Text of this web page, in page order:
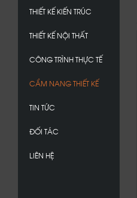
THIẾT KẾ KIẾN TRÚC
THIẾT KẾ NỘI THẤT
CÔNG TRÌNH THỰC TẾ
CẨM NANG THIẾT KẾ
TIN TỨC
ĐỐI TÁC
LIÊN HỆ